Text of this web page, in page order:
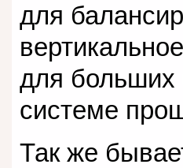
для
для больших
системе
Так же